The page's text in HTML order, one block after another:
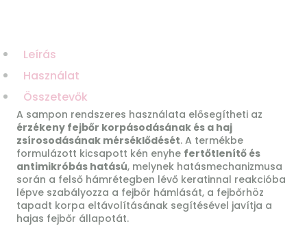
Leírás
Használat
Összetevők
A sampon rendszeres használata elősegítheti az
érzékeny fejbőr korpásodásának és a haj
zsírosodásának mérséklődését. A termékbe
formulázott kicsapott kén enyhe fertőtlenítő és
antimikróbás hatású, melynek hatásmechanizmusa
során a felső hámrétegben lévő keratinnal reakcióba
lépve szabályozza a fejbőr hámlását, a fejbőrhöz
tapadt korpa eltávolításának segítésével javítja a
hajas fejbőr állapotát.